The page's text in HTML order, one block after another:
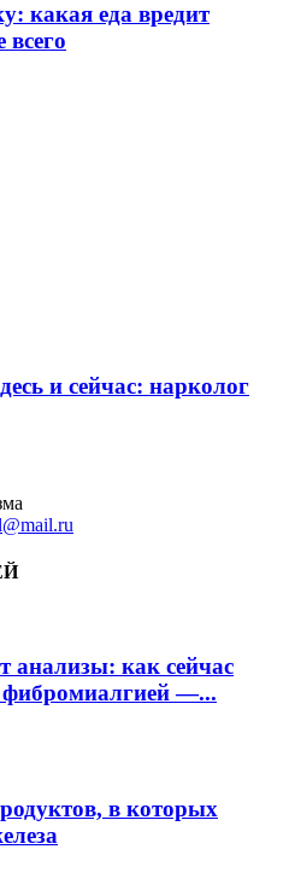
какая еда вредит
и сейчас: нарколог
анализы: как сейчас
фибромиалгией —...
в которых